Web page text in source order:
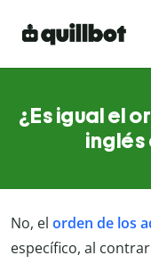
¿Es igual el
inglés
No, el orden de los
específico, al